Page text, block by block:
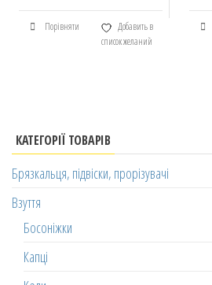
Порівняти
Добавить в
список желаний
КАТЕГОРІЇ ТОВАРІВ
Брязкальця, підвіски, прорізувачі
Взуття
Босоніжки
Капці